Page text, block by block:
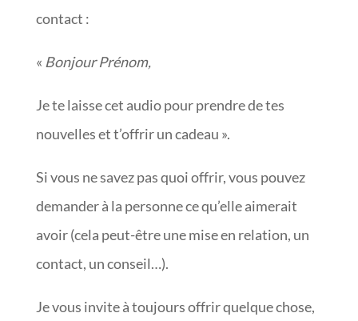
contact :
« Bonjour Prénom,
Je te laisse cet audio pour prendre de tes
nouvelles et t’offrir un cadeau ».
Si vous ne savez pas quoi offrir, vous pouvez
demander à la personne ce qu’elle aimerait
avoir (cela peut-être une mise en relation, un
contact, un conseil…).
Je vous invite à toujours offrir quelque chose,